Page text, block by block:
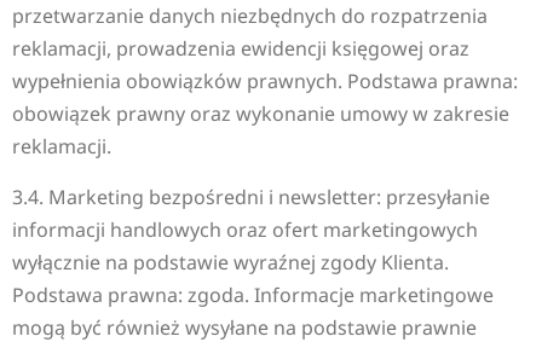
przetwarzanie danych niezbędnych do rozpatrzenia
reklamacji, prowadzenia ewidencji księgowej oraz
wypełnienia obowiązków prawnych. Podstawa prawna:
obowiązek prawny oraz wykonanie umowy w zakresie
reklamacji.
3.4. Marketing bezpośredni i newsletter: przesyłanie
informacji handlowych oraz ofert marketingowych
wyłącznie na podstawie wyraźnej zgody Klienta.
Podstawa prawna: zgoda. Informacje marketingowe
mogą być również wysyłane na podstawie prawnie